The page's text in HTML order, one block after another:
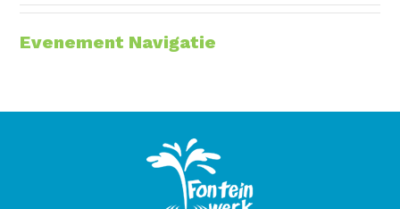
Evenement Navigatie